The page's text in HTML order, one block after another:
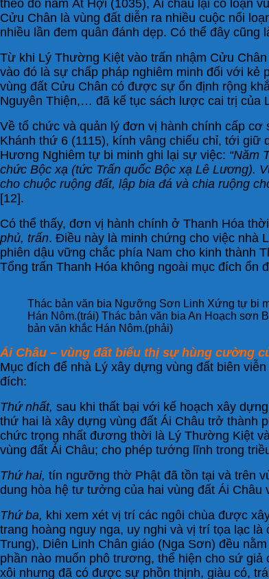
theo đó năm Ất Hợi (1035), Ái châu lại có loạn
Cửu Chân là vùng đất diễn ra nhiều cuộc nổi
nhiều lần đem quân đánh dẹp. Có thể đây
Từ khi Lý Thường Kiệt vào trấn nhậm Cửu
vào đó là sự chấp pháp nghiêm minh đối với kẻ
vùng đất Cửu Chân có được sự ổn định rộng
Nguyên Thiện,… đã kế tục sách lược cai trị của
Về tổ chức và quản lý đơn vị hành chính cấp cơ
Khánh thứ 6 (1115), kính vâng chiếu chỉ, tới giữ
Hương Nghiêm tự bi minh ghi lại sự việc: “Năm
chức Bộc xạ (tức Trấn quốc Bộc xạ Lê Lương).
cho chuộc ruộng đất, lập bia đá và chia ruộng
[12].
Có thể thấy, đơn vị hành chính ở Thanh Hóa
phủ, trấn. Điều này là minh chứng cho việc nhà
phiên dậu vững chắc phía Nam cho kinh thành
Tổng trấn Thanh Hóa không ngoài mục đích ổn
Thác bản văn bia Ngưỡng Sơn Linh Xứng tự bi
Hán Nôm.(trái) Thác bản văn bia An Hoạch sơn
bản văn khắc Hán Nôm.(phải)
Ái Châu – vùng đất biểu thị sự hùng cường
Mục đích để nhà Lý xây dựng vùng đất biên
đích:
Thứ nhất, sau khi thất bại với kế hoạch xây
thứ hai là xây dựng vùng đất Ái Châu trở thành
chức trọng nhất đương thời là Lý Thường Kiệt
vùng đất Ái Châu; cho phép tướng lĩnh trong
Thứ hai, tín ngưỡng thờ Phật đã tồn tại và trên
dung hòa hệ tư tưởng của hai vùng đất Ái
Thứ ba, khi xem xét vị trí các ngôi chùa được
trang hoàng nguy nga, uy nghi và vị trí tọa lạc
Trung), Diên Linh Chân giáo (Nga Sơn) đều
phần nào muốn phô trương, thể hiện cho sứ
xôi nhưng đã có được sự phồn thịnh, giàu có,